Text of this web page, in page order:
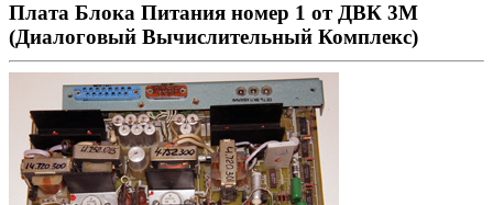
Плата Блока Питания номер 1 от ДВК 3М
(Диалоговый Вычислительный Комплекс)